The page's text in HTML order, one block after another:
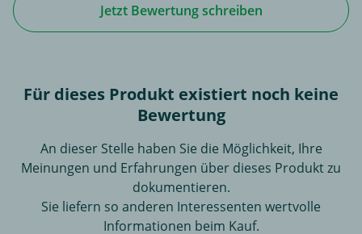
Jetzt Bewertung schreiben
Für dieses Produkt existiert noch keine
Bewertung
An dieser Stelle haben Sie die Möglichkeit, Ihre
Meinungen und Erfahrungen über dieses Produkt zu
dokumentieren.
Sie liefern so anderen Interessenten wertvolle
Informationen beim Kauf.